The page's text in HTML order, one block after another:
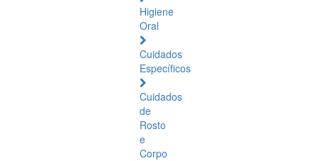
Higiene
Oral
Cuidados
Específicos
Cuidados
de
Rosto
e
Corpo